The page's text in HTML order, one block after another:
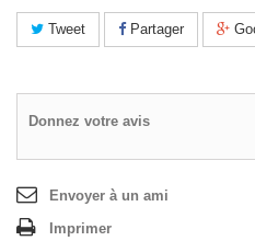
Tweet Partager
Donnez votre avis
Envoyer à un ami
Imprimer